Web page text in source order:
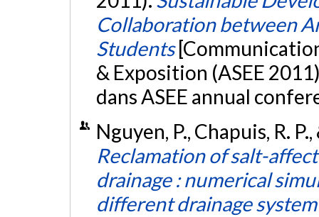
Collaboration between
Students
& Exposition (ASEE
dans ASEE annual
Nguyen, P., Chapuis, R.
Reclamation of salt-
drainage : numerical
different drainage